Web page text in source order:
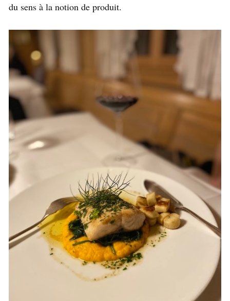
du sens à la notion de produit.